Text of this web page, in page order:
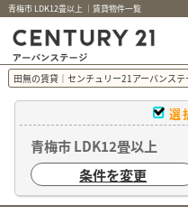
青梅市 LDK12畳以上 ｜賃貸物件一覧
田無の賃貸｜センチュリー21アーバンステ
選
青梅市 LDK12畳以上
条件を変更